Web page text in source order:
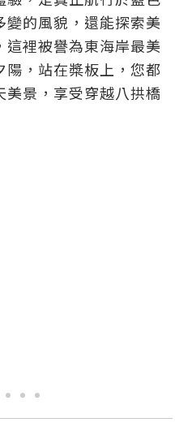
的風貌，還能探索美
裡被譽為東海岸最美
，站在槳板上，您都
景，享受穿越八拱橋